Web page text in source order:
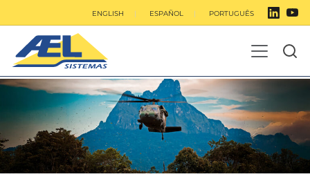
ENGLISH ESPAÑOL PORTUGUÊS